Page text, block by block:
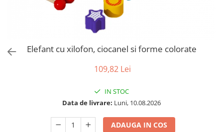
Elefant cu xilofon, ciocanel si forme colorate
109,82 Lei
IN STOC
Data de livrare: Luni, 10.08.2026
ADAUGA IN COS